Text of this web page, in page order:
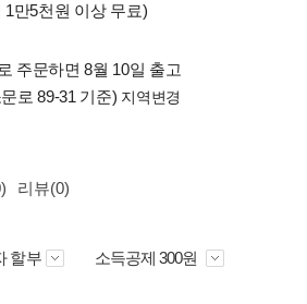
1만5천원 이상 무료)
주문하면 8월 10일 출고
로 89-31 기준) 지역변경
리뷰(0)
할부 소득공제 300원